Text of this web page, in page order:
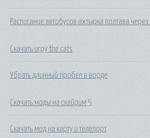
Расписание автобусов ахтырка полтава через
Скачать игру the cats
Убрать длинный пробел в ворде
Скачать моды на скайрим 5
Скачать мод на карту и телепорт